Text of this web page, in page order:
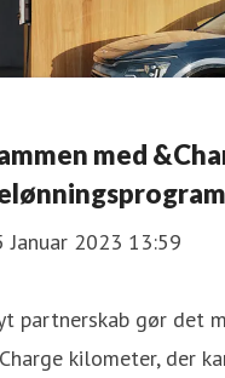
med
Januar 2023 13:59
partnerskab gør det
kilometer, der